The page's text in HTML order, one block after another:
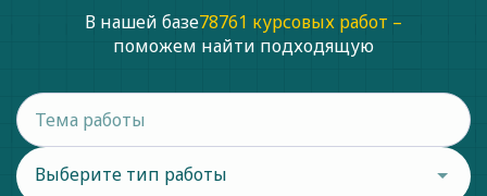
В нашей базе78761 курсовых работ –
поможем найти подходящую
Выберите тип работы